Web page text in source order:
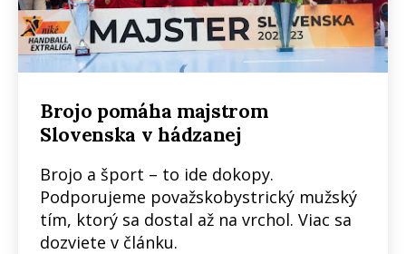
Brojo pomáha majstrom
Slovenska v hádzanej
Brojo a šport – to ide dokopy.
Podporujeme považskobystrický mužský
tím, ktorý sa dostal až na vrchol. Viac sa
dozviete v článku.